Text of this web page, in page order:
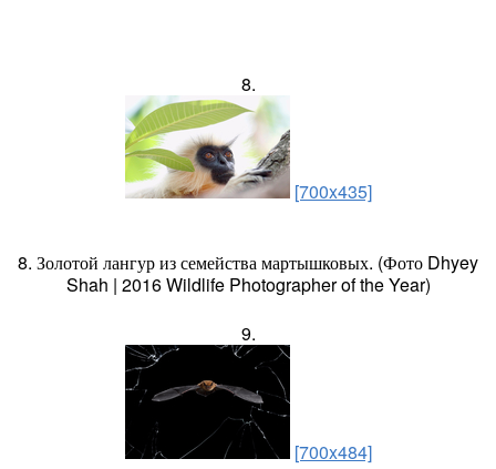
8.
[700x435]
8. Золотой лангур из семейства мартышковых. (Фото Dhyey
Shah | 2016 Wildlife Photographer of the Year)
9.
[700x484]